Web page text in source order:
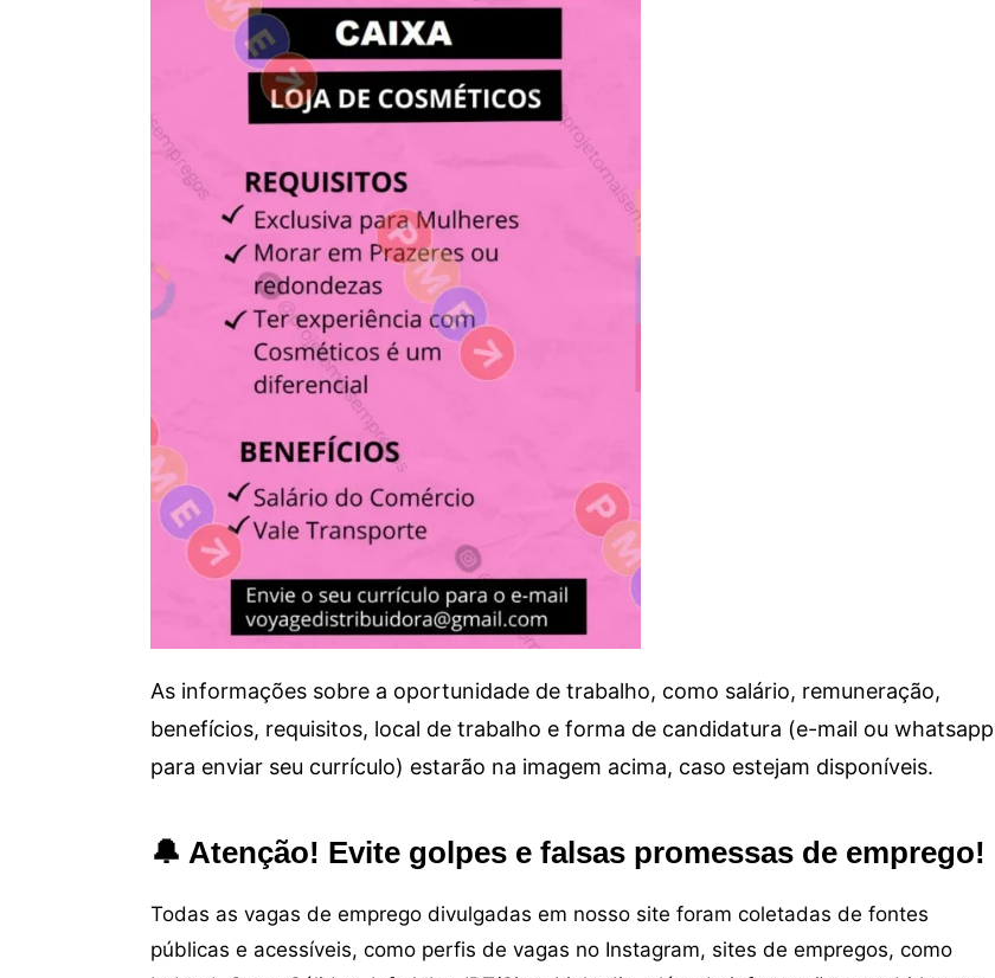
As informações sobre a oportunidade de trabalho, como salário, remuneração,
benefícios, requisitos, local de trabalho e forma de candidatura (e-mail ou whatsapp
para enviar seu currículo) estarão na imagem acima, caso estejam disponíveis.
🔔 Atenção! Evite golpes e falsas promessas de emprego!
Todas as vagas de emprego divulgadas em nosso site foram coletadas de fontes
públicas e acessíveis, como perfis de vagas no Instagram, sites de empregos, como